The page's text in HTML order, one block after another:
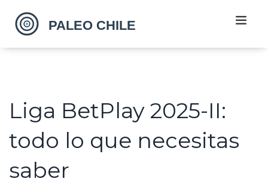
Liga BetPlay 2025-II:
todo lo que necesitas
saber